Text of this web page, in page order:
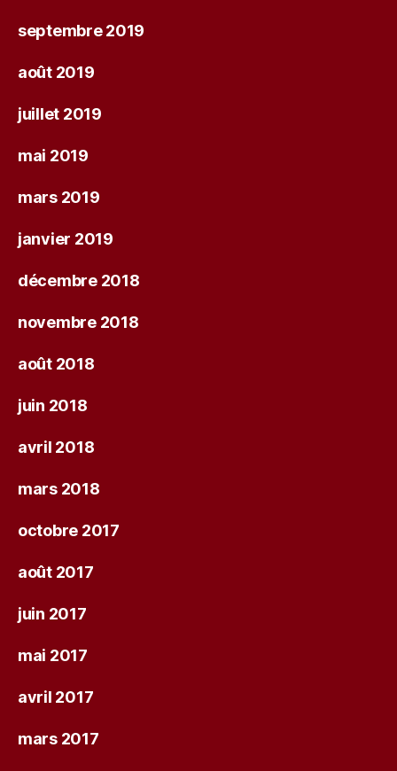
septembre 2019
août 2019
juillet 2019
mai 2019
mars 2019
janvier 2019
décembre 2018
novembre 2018
août 2018
juin 2018
avril 2018
mars 2018
octobre 2017
août 2017
juin 2017
mai 2017
avril 2017
mars 2017